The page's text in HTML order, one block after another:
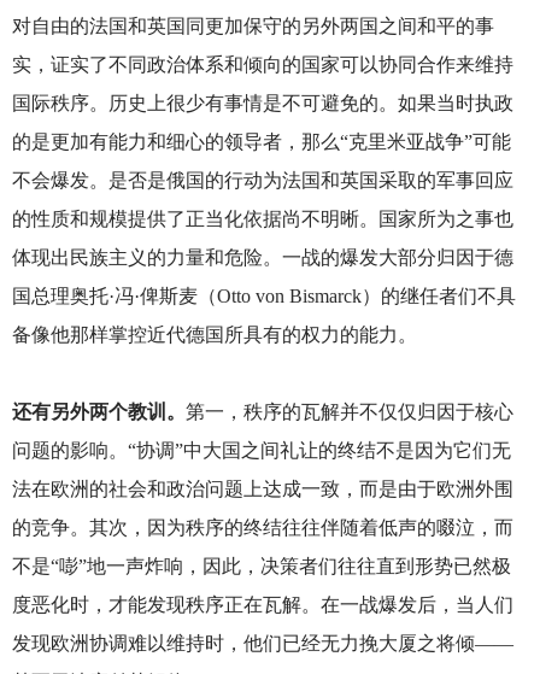
对自由的法国和英国同更加保守的另外两国之间和平的事
实，证实了不同政治体系和倾向的国家可以协同合作来维持
国际秩序。历史上很少有事情是不可避免的。如果当时执政
的是更加有能力和细心的领导者，那么“克里米亚战争”可能
不会爆发。是否是俄国的行动为法国和英国采取的军事回应
的性质和规模提供了正当化依据尚不明晰。国家所为之事也
体现出民族主义的力量和危险。一战的爆发大部分归因于德
国总理奥托·冯·俾斯麦（Otto von Bismarck）的继任者们不具
备像他那样掌控近代德国所具有的权力的能力。
还有另外两个教训。 第一，秩序的瓦解并不仅仅归因于核心
问题的影响。“协调”中大国之间礼让的终结不是因为它们无
法在欧洲的社会和政治问题上达成一致，而是由于欧洲外围
的竞争。其次，因为秩序的终结往往伴随着低声的啜泣，而
不是“嘭”地一声炸响，因此，决策者们往往直到形势已然极
度恶化时，才能发现秩序正在瓦解。在一战爆发后，当人们
发现欧洲协调难以维持时，他们已经无力挽大厦之将倾——